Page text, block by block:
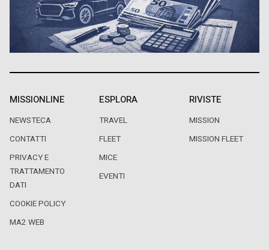
MISSIONLINE
NEWSTECA
CONTATTI
PRIVACY E
TRATTAMENTO
DATI
COOKIE POLICY
MA2 WEB
ESPLORA
TRAVEL
FLEET
MICE
EVENTI
RIVISTE
MISSION
MISSION FLEET